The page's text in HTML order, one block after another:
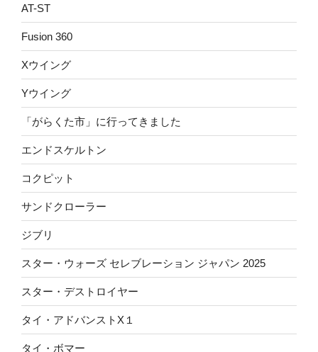
AT-ST
Fusion 360
Xウイング
Yウイング
「がらくた市」に行ってきました
エンドスケルトン
コクピット
サンドクローラー
ジブリ
スター・ウォーズ セレブレーション ジャパン 2025
スター・デストロイヤー
タイ・アドバンストX１
タイ・ボマー